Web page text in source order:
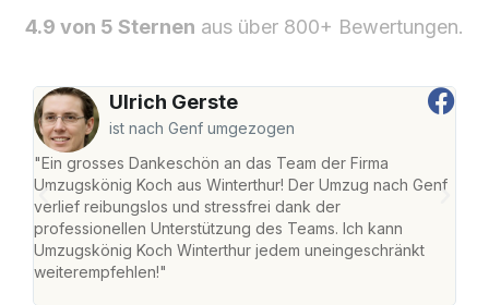
4.9 von 5 Sternen aus über 800+ Bewertungen.
Ulrich Gerste
ist nach Genf umgezogen
"Ein grosses Dankeschön an das Team der Firma
Umzugskönig Koch aus Winterthur! Der Umzug nach Genf
verlief reibungslos und stressfrei dank der
professionellen Unterstützung des Teams. Ich kann
Umzugskönig Koch Winterthur jedem uneingeschränkt
weiterempfehlen!"